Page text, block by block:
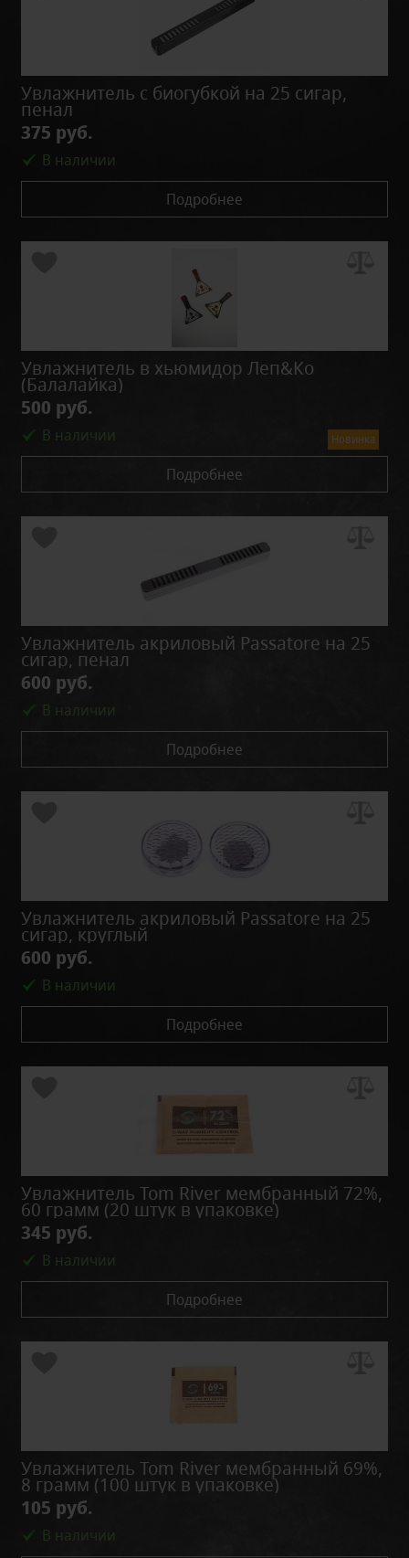
Увлажнитель с биогубкой на 25 сигар,
пенал
375 руб.
В наличии
Подробнее
Новинка
Увлажнитель в хьюмидор Леп&Ко
(Балалайка)
500 руб.
В наличии
Подробнее
Увлажнитель акриловый Passatore на 25
сигар, пенал
600 руб.
В наличии
Подробнее
Увлажнитель акриловый Passatore на 25
сигар, круглый
600 руб.
В наличии
Подробнее
Увлажнитель Tom River мембранный 72%,
60 грамм (20 штук в упаковке)
345 руб.
В наличии
Подробнее
Увлажнитель Tom River мембранный 69%,
8 грамм (100 штук в упаковке)
105 руб.
В наличии